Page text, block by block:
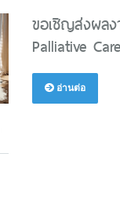
ขอเชิญส่งผลง
Palliative
อ่านต่อ